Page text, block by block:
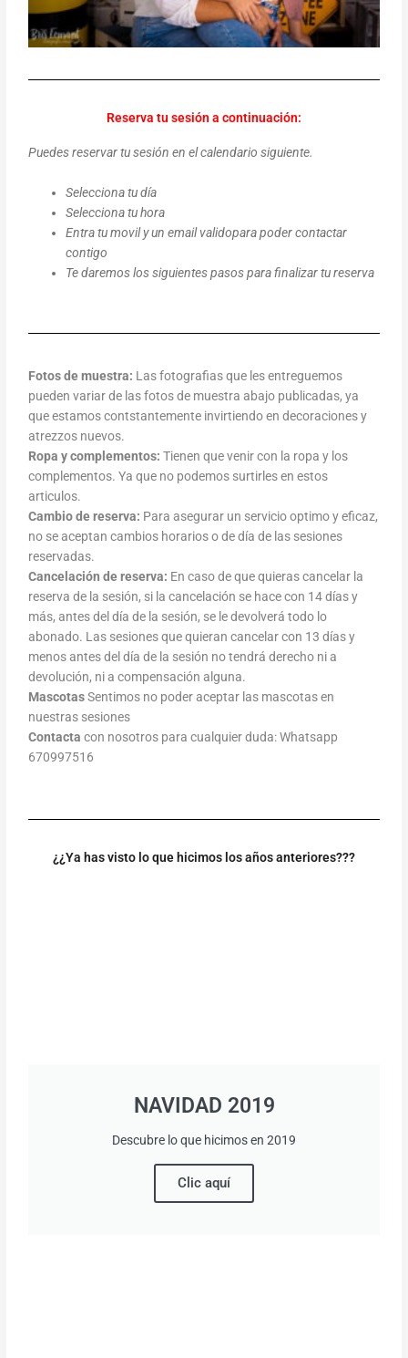
Reserva tu sesión a continuación:
Puedes reservar tu sesión en el calendario siguiente.
Selecciona tu día
Selecciona tu hora
Entra tu movil y un email validopara poder contactar
contigo
Te daremos los siguientes pasos para finalizar tu reserva
Fotos de muestra: Las fotografias que les entreguemos
pueden variar de las fotos de muestra abajo publicadas, ya
que estamos contstantemente invirtiendo en decoraciones y
atrezzos nuevos.
Ropa y complementos:Tienen que venir con la ropa y los
complementos. Ya que no podemos surtirles en estos
articulos.
Cambio de reserva: Para asegurar un servicio optimo y eficaz,
no se aceptan cambios horarios o de día de las sesiones
reservadas.
Cancelación de reserva: En caso de que quieras cancelar la
reserva de la sesión, si la cancelación se hace con 14 días y
más, antes del día de la sesión, se le devolverá todo lo
abonado. Las sesiones que quieran cancelar con 13 días y
menos antes del día de la sesión no tendrá derecho ni a
devolución, ni a compensación alguna.
MascotasSentimos no poder aceptar las mascotas en
nuestras sesiones
Contacta con nosotros para cualquier duda: Whatsapp
670997516
¿¿Ya has visto lo que hicimos los años anteriores???
NAVIDAD 2019
Descubre lo que hicimos en 2019
Clic aquí